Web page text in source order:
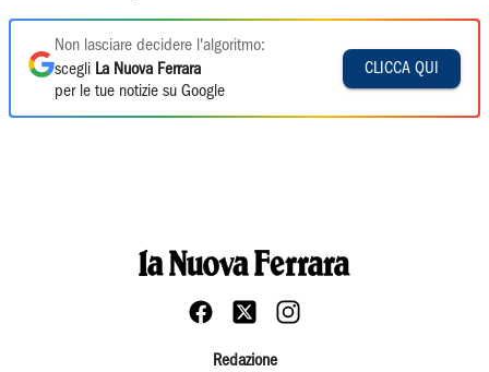
Non lasciare decidere l'algoritmo:
scegli La Nuova Ferrara
per le tue notizie su Google
CLICCA QUI
Redazione